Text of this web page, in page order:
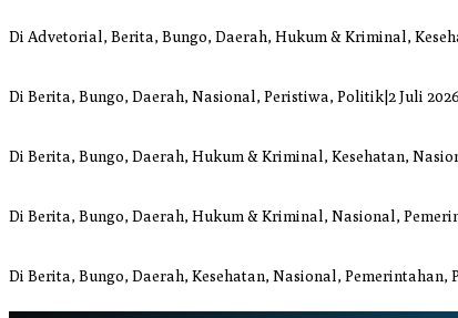
Di Advetorial, Berita, Bungo, Daerah, Hukum & Kriminal,
Di Berita, Bungo, Daerah, Nasional, Peristiwa, Politik|2 Juli 2026
Di Berita, Bungo, Daerah, Hukum & Kriminal, Kesehatan,
Di Berita, Bungo, Daerah, Hukum & Kriminal, Nasional,
Di Berita, Bungo, Daerah, Kesehatan, Nasional, Pemerintahan,